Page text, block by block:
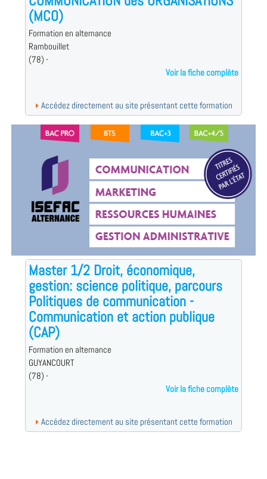
(MCO)
Formation en alternance
Rambouillet
(78) -
Voir la fiche complète
Accédez directement au site présentant cette formation
Master 1/2 Droit, économique,
gestion: science politique, parcours
Politiques de communication -
Communication et action publique
(CAP)
Formation en alternance
GUYANCOURT
(78) -
Voir la fiche complète
Accédez directement au site présentant cette formation